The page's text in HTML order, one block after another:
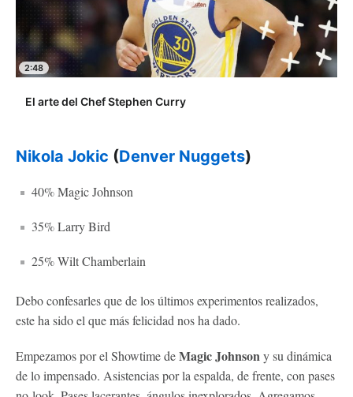
2:48
El arte del Chef Stephen Curry
Nikola Jokic (Denver Nuggets)
40% Magic Johnson
35% Larry Bird
25% Wilt Chamberlain
Debo confesarles que de los últimos experimentos realizados,
este ha sido el que más felicidad nos ha dado.
Empezamos por el Showtime deMagic Johnson y su dinámica
de lo impensado. Asistencias por la espalda, de frente, con pases